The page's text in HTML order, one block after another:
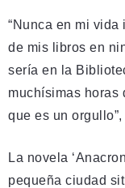
“Nunca en mi
de mis libros en
sería en la
muchísimas horas
que es un
La novela
pequeña ciudad